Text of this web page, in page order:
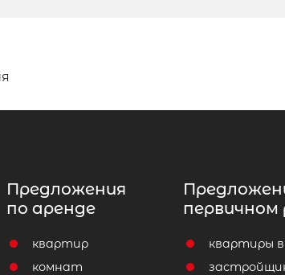
Предложения
по аренде
квартир
комнат
первичном
квартиры